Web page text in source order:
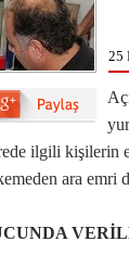
25
ilgili
ara emri